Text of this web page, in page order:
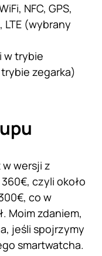
NFC, GPS,
LTE (wybrany
w trybie
zegarka)
wersji z
czyli około
co w
Moim zdaniem,
jeśli spojrzymy
smartwatcha.